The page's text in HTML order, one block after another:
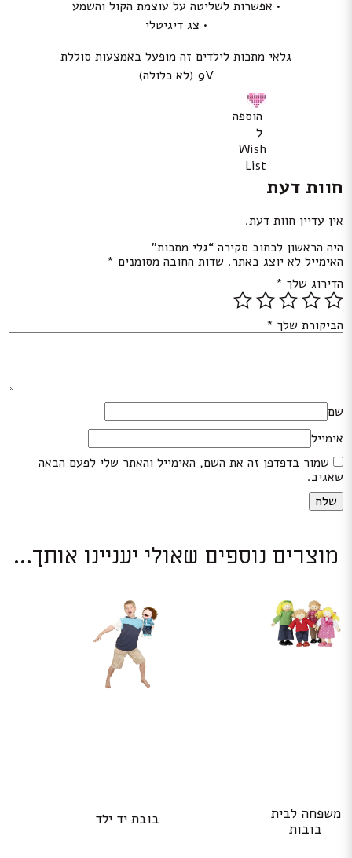
• אפשרות לשליטה על עוצמת הקול והשמע
• צג דיגיטלי
גלאי מתכות לילדים זה מופעל באמצעות סוללת
9V (לא כלולה)
הוספה
ל
Wish
List
חוות דעת
אין עדיין חוות דעת.
היה הראשון לכתוב סקירה “גלי מתכות”
האימייל לא יוצג באתר. שדות החובה מסומנים *
הדירוג שלך *
הביקורת שלך *
שם
אימייל
שמור בדפדפן זה את השם, האימייל והאתר שלי לפעם הבאה
שאגיב.
מוצרים נוספים שאולי יעניינו אותך...
משפחה לבית
בובות
בובת יד ילד